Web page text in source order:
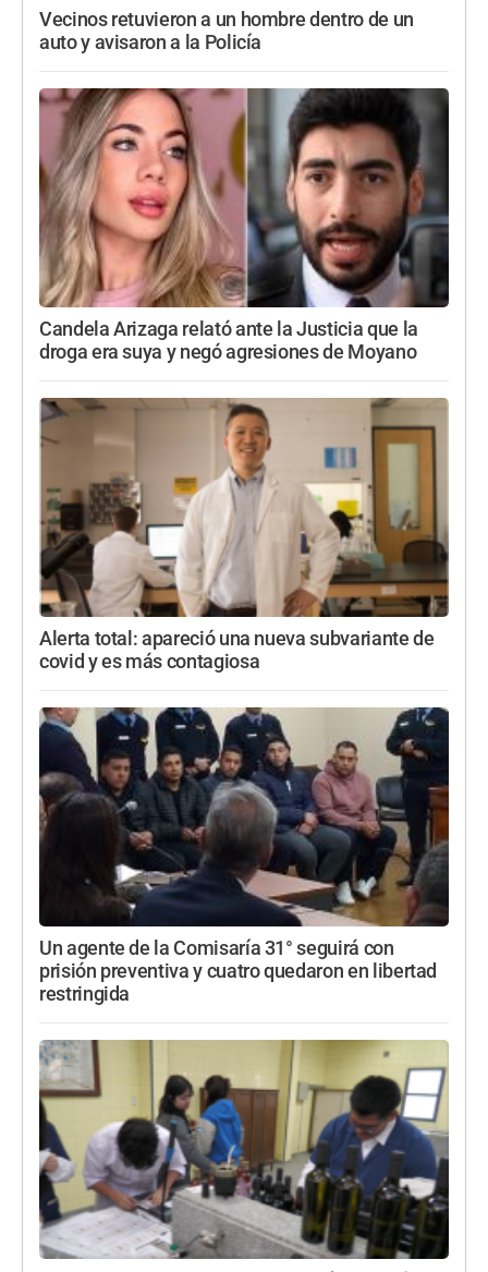
Vecinos retuvieron a un hombre dentro de un
auto y avisaron a la Policía
Candela Arizaga relató ante la Justicia que la
droga era suya y negó agresiones de Moyano
Alerta total: apareció una nueva subvariante de
covid y es más contagiosa
Un agente de la Comisaría 31° seguirá con
prisión preventiva y cuatro quedaron en libertad
restringida